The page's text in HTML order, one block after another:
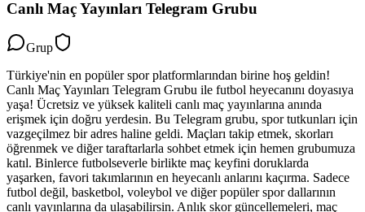
Canlı Maç Yayınları Telegram Grubu
Grup
Türkiye'nin en popüler spor platformlarından birine hoş geldin!
Canlı Maç Yayınları Telegram Grubu ile futbol heyecanını doyasıya
yaşa! Ücretsiz ve yüksek kaliteli canlı maç yayınlarına anında
erişmek için doğru yerdesin. Bu Telegram grubu, spor tutkunları için
vazgeçilmez bir adres haline geldi. Maçları takip etmek, skorları
öğrenmek ve diğer taraftarlarla sohbet etmek için hemen grubumuza
katıl. Binlerce futbolseverle birlikte maç keyfini doruklarda
yaşarken, favori takımlarının en heyecanlı anlarını kaçırma. Sadece
futbol değil, basketbol, voleybol ve diğer popüler spor dallarının
canlı yayınlarına da ulaşabilirsin. Anlık skor güncellemeleri, maç